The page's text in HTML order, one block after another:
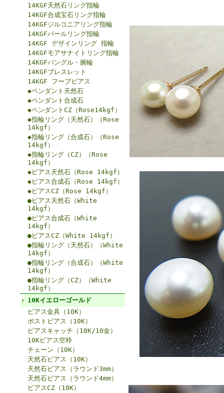
14KGF天然石リング指輪
14KGF合成宝石リング指輪
14KGFジルコニアリング指輪
14KGFパールリング指輪
14KGF デザインリング 指輪
14KGFモアサナイトリング指輪
14KGFバングル・腕輪
14KGFブレスレット
14KGF フープピアス
◆ペンダント天然石
◆ペンダント合成石
◆ペンダントCZ（Rose14kgf）
◆指輪リング（天然石）（Rose
14kgf）
◆指輪リング（合成石）（Rose
14kgf）
◆指輪リング（CZ）（Rose
14kgf）
◆ピアス天然石（Rose 14kgf）
◆ピアス合成石（Rose 14kgf）
◆ピアスCZ（Rose 14kgf）
●ピアス天然石（White
14kgf）
●ピアス合成石（White
14kgf）
●ピアスCZ（White 14kgf）
●指輪リング（天然石）（White
14kgf）
●指輪リング（合成石）（White
14kgf）
●指輪リング（CZ）（White
14kgf）
10Kイエローゴールド
ピアス金具（10K）
ポストピアス（10K）
ピアスキャッチ（10K/10金）
10Kピアス空枠
チェーン（10K）
天然石ピアス（10K）
天然石ピアス（ラウンド3mm）
天然石ピアス（ラウンド4mm）
ピアスCZ（10K）